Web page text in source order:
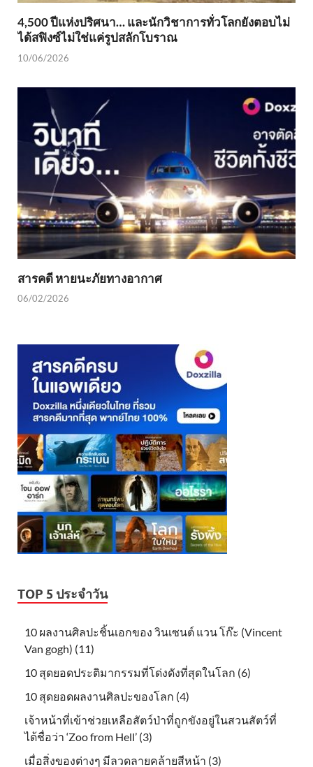
4,500 ปีแห่งปริศนา… และนักวิชาการทั่วโลกยังตอบไม่
ได้สฟิงซ์ไม่ใช่แค่รูปสลักโบราณ
10/06/2026
สารคดี หายนะภัยทางอากาศ
06/02/2026
TOP 5 ประจำวัน
10 ผลงานศิลปะชิ้นเอกของ วินเซนต์ แวน โก๊ะ (Vincent
Van gogh) (11)
10 สุดยอดประติมากรรมที่โด่งดังที่สุดในโลก (6)
10 สุดยอดผลงานศิลปะของโลก (4)
เจ้าหน้าที่เข้าช่วยเหลือสัตว์ป่าที่ถูกขังอยู่ในสวนสัตว์ที่
ได้ชื่อว่า ‘Zoo from Hell’ (3)
เมื่อสิ่งของต่างๆ มีลวดลายคล้ายสีหน้า (3)